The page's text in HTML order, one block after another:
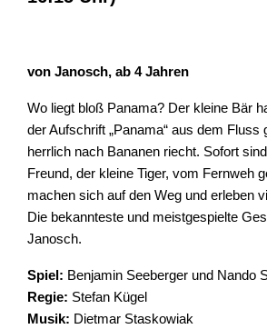
von Janosch, ab 4 Jahren
Wo liegt bloß Panama? Der kleine Bär
der Aufschrift „Panama“ aus dem Fluss
herrlich nach Bananen riecht. Sofort
Freund, der kleine Tiger, vom Fernweh
machen sich auf den Weg und erleben
Die bekannteste und meistgespielte
Janosch.
Spiel: Benjamin Seeberger und Nando
Regie: Stefan Kügel
Musik: Dietmar Staskowiak